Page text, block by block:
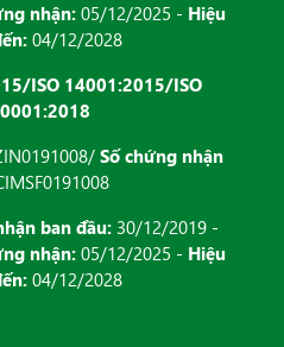
nhận:05/12/2025 - Hiệu
04/12/2028
ISO 14001:2015/ISO
Số chứng nhận
ban đầu: 30/12/2019 -
nhận:05/12/2025 - Hiệu
04/12/2028